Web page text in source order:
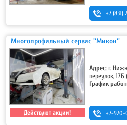
Многопрофильный сервис ''Микон''
Действуют акции!
Адрес: г.
переулок, 17Б (
График